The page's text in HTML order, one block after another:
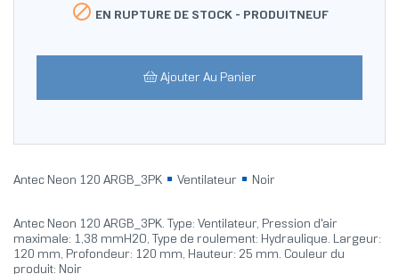
 EN RUPTURE DE STOCK - PRODUITNEUF
Ajouter Au Panier
Antec Neon 120 ARGB_3PK Ventilateur Noir
Antec Neon 120 ARGB_3PK. Type: Ventilateur, Pression d'air
maximale: 1,38 mmH2O, Type de roulement: Hydraulique. Largeur:
120 mm, Profondeur: 120 mm, Hauteur: 25 mm. Couleur du
produit: Noir